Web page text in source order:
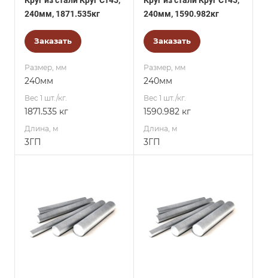
240мм, 1871.535кг
Заказать
Размер, мм
240мм
Вес 1 шт./кг.
1871.535 кг
Длина, м
3ГП
240мм, 1590.982кг
Заказать
Размер, мм
240мм
Вес 1 шт./кг.
1590.982 кг
Длина, м
3ГП